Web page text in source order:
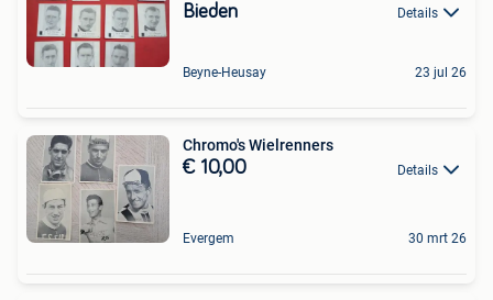
Bieden Details
Beyne-Heusay 23 jul 26
Chromo's Wielrenners
€ 10,00 Details
Evergem 30 mrt 26